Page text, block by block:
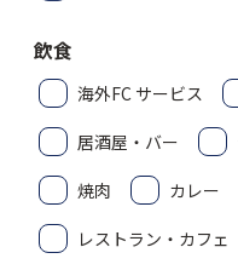
飲食
海外FC サービス
居酒屋・バー
焼肉
カレー
レストラン・カフェ